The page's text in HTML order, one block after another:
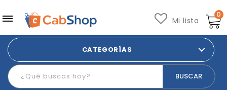
0
Mi lista
CATEGORÍAS